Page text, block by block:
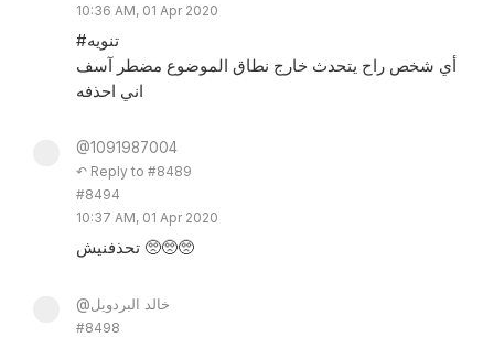
10:36 AM, 01 Apr 2020
#تنويه
أي شخص راح يتحدث خارج نطاق الموضوع مضطر آسف
اني احذفه
@1091987004
↶ Reply to #8489
#8494
10:37 AM, 01 Apr 2020
تحذفنيش 🥺🥺🥺
@خالد البردويل
#8498